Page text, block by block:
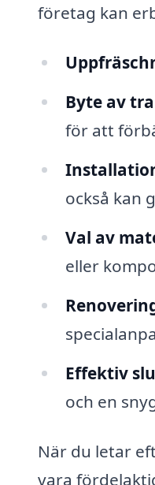
företag kan
Byte av
för att
också kan
Val av
eller
Effektiv
och en
När du letar
vara